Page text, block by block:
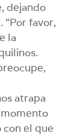
dejando
favor,
la
atrapa
el que